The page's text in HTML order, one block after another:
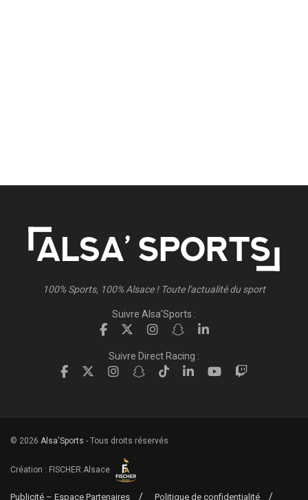
100% Sports, 100% Alsace ! Toute l'actualité du sport
Suivre Alsa'Sports :
Suivre Direct Racing :
© 2026 Alsa'Sports - Tous droits réservés
Création : FISCHER.Alsace
Publicité – Espace Partenaires Politique de confidentialité